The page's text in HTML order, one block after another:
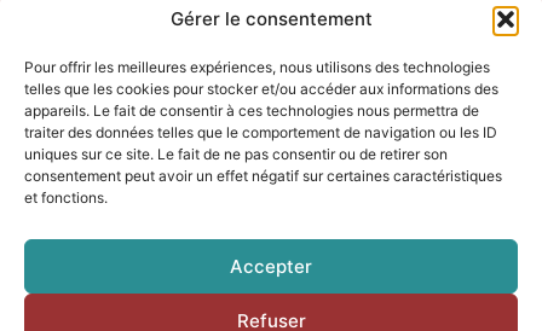
Gérer le consentement
Pour offrir les meilleures expériences, nous utilisons des technologies
telles que les cookies pour stocker et/ou accéder aux informations des
appareils. Le fait de consentir à ces technologies nous permettra de
traiter des données telles que le comportement de navigation ou les ID
uniques sur ce site. Le fait de ne pas consentir ou de retirer son
consentement peut avoir un effet négatif sur certaines caractéristiques
et fonctions.
Accepter
Refuser
Nos loisirs
Agenda
Les temps forts
Partenaires et